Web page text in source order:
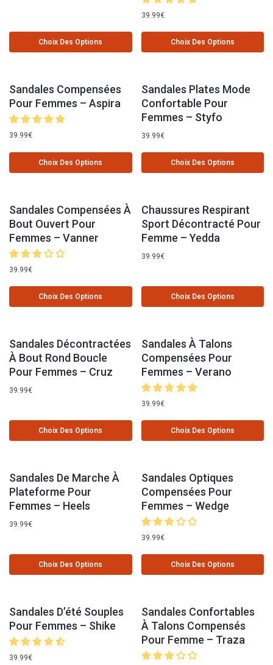
Choix Des Options
39.99€
Choix Des Options
Sandales Compensées
Pour Femmes – Aspira
39.99€
Choix Des Options
Sandales Plates Mode
Confortable Pour
Femmes – Styfo
39.99€
Choix Des Options
Sandales Compensées À
Bout Ouvert Pour
Femmes – Vanner
39.99€
Choix Des Options
Chaussures Respirant
Sport Décontracté Pour
Femme – Yedda
39.99€
Choix Des Options
Sandales Décontractées
À Bout Rond Boucle
Pour Femmes – Cruz
39.99€
Choix Des Options
Sandales À Talons
Compensées Pour
Femmes – Verano
39.99€
Choix Des Options
Sandales De Marche À
Plateforme Pour
Femmes – Heels
39.99€
Choix Des Options
Sandales Optiques
Compensées Pour
Femmes – Wedge
39.99€
Choix Des Options
Sandales D’été Souples
Pour Femmes – Shike
39.99€
Sandales Confortables
À Talons Compensés
Pour Femme – Traza